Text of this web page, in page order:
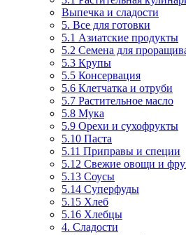
Выпечка и сладости
5. Все для готовки
5.1 Азиатские продукты
5.2 Семена для
5.3 Крупы
5.5 Консервация
5.6 Клетчатка и отруби
5.7 Растительное масло
5.8 Мука
5.9 Орехи и сухофрукты
5.10 Паста
5.11 Приправы и специи
5.12 Свежие овощи и
5.13 Соусы
5.14 Суперфуды
5.15 Хлеб
5.16 Хлебцы
4. Сладости